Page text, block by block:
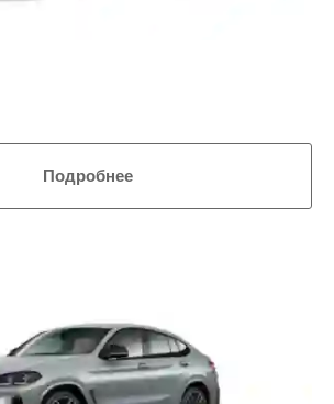
Подробнее